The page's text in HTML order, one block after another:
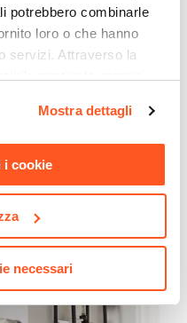
potrebbero combinarle
loro o che hanno
servizi. Attraverso la
si invita a leggere la
Mostra dettagli
i cookie
necessari
cm top effetto rovere chiaro
96,00